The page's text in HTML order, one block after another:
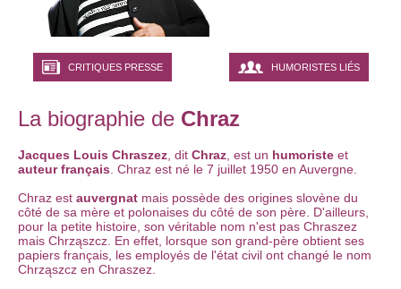
CRITIQUES PRESSE HUMORISTES LIÉS
La biographie de Chraz
Jacques Louis Chraszez , dit Chraz , est un humoriste et
auteur français . Chraz est né le 7 juillet 1950 en Auvergne.
Chraz est auvergnat mais possède des origines slovène du
côté de sa mère et polonaises du côté de son père. D'ailleurs,
pour la petite histoire, son véritable nom n'est pas Chraszez
mais Chrząszcz. En effet, lorsque son grand-père obtient ses
papiers français, les employés de l'état civil ont changé le nom
Chrząszcz en Chraszez.